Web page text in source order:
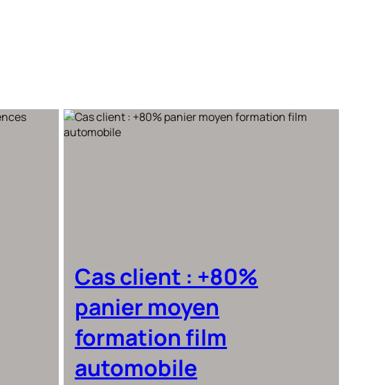
Cas client : +80%
panier moyen
formation film
automobile